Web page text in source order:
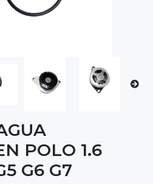
POLO 1.6
G6 G7